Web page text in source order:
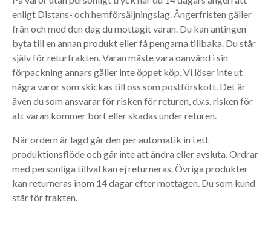
enligt Distans- och hemförsäljningslag. Ångerfristen gäller
från och med den dag du mottagit varan. Du kan antingen
byta till en annan produkt eller få pengarna tillbaka. Du står
själv för returfrakten. Varan måste vara oanvänd i sin
förpackning annars gäller inte öppet köp. Vi löser inte ut
några varor som skickas till oss som postförskott. Det är
även du som ansvarar för risken för returen, d.v.s. risken för
att varan kommer bort eller skadas under returen.
När ordern är lagd går den per automatik in i ett
produktionsflöde och går inte att ändra eller avsluta. Ordrar
med personliga tillval kan ej returneras. Övriga produkter
kan returneras inom 14 dagar efter mottagen. Du som kund
står för frakten.